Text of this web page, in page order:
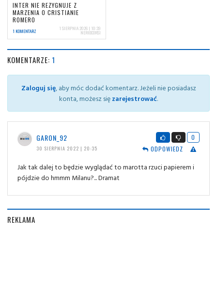
INTER NIE REZYGNUJE Z
MARZENIA O CRISTIANIE
ROMERO
1 KOMENTARZ 1 SIERPNIA 2026 | 10:39
NERIOCORSI
KOMENTARZE: 1
Zaloguj się, aby móc dodać komentarz. Jeżeli nie posiadasz
konta, możesz sięzarejestrować.
GARON_92
30 SIERPNIA 2022 | 20:35
0
ODPOWIEDZ
Jak tak dalej to będzie wyglądać to marotta rzuci papierem i
pójdzie do hmmm Milanu?... Dramat
REKLAMA